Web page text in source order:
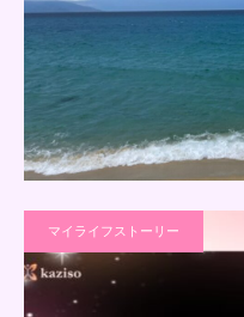
マイライフストーリー